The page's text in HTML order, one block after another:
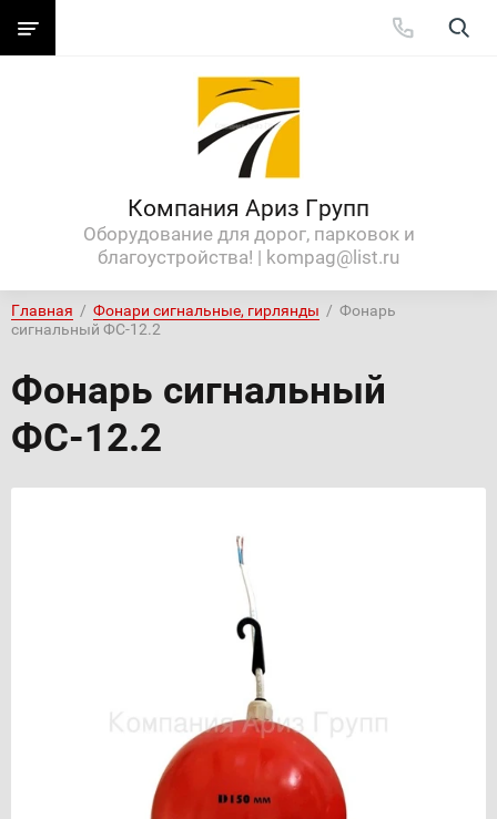
Компания Ариз Групп
Оборудование для дорог, парковок и
благоустройства! | kompag@list.ru
Главная
  /
Фонари сигнальные, гирлянды
  /  Фонарь
сигнальный ФС-12.2
Фонарь сигнальный
ФС-12.2